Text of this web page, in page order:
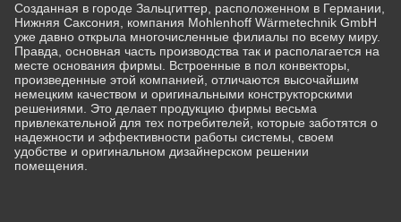
Созданная в городе Зальцгиттер, расположенном в Германии,
Нижняя Саксония, компания Mohlenhoff Wärmetechnik GmbH
уже давно открыла многочисленные филиалы по всему миру.
Правда, основная часть производства так и располагается на
месте основания фирмы. Встроенные в пол конвекторы,
произведенные этой компанией, отличаются высочайшим
немецким качеством и оригинальными конструкторскими
решениями. Это делает продукцию фирмы весьма
привлекательной для тех потребителей, которые заботятся о
надежности и эффективности работы системы, своем
удобстве и оригинальном дизайнерском решении
помещения.